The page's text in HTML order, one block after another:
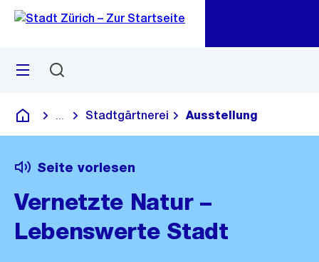
Navigation
Sprunglink
Menü
Deutsch
Blende alle Breadcrumbs ein
Stadtgärtnerei Ausstellung
Seite vorlesen
Vernetzte Natur –
Lebenswerte Stadt